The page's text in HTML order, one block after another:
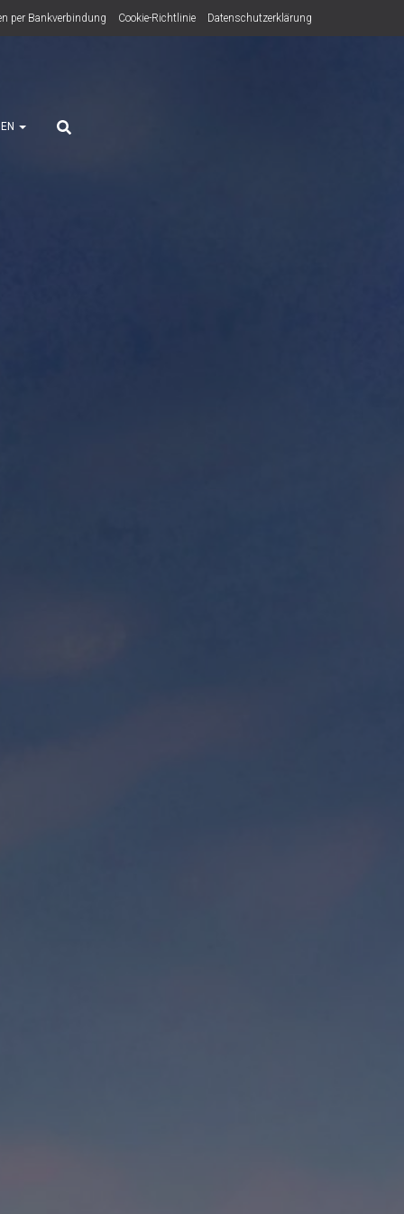
per Bankverbindung Cookie-Richtlinie Datenschutzerklärung